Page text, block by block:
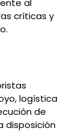
al
críticas y
logística
de
disposición